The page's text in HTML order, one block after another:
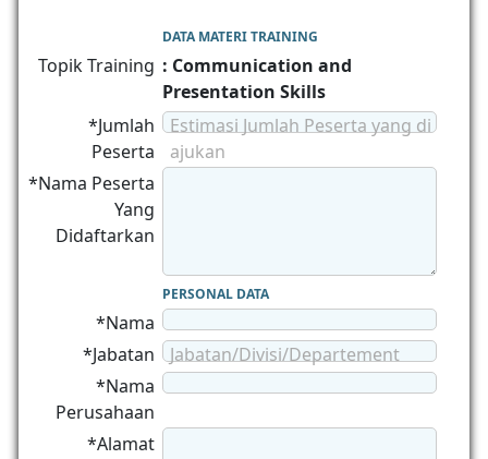
DATA MATERI TRAINING
Topik Training : Communication and
Presentation Skills
*Jumlah
Peserta
Estimasi Jumlah Peserta yang di
ajukan
*Nama Peserta
Yang
Didaftarkan
PERSONAL DATA
*Nama
*Jabatan
Jabatan/Divisi/Departement
*Nama
Perusahaan
*Alamat